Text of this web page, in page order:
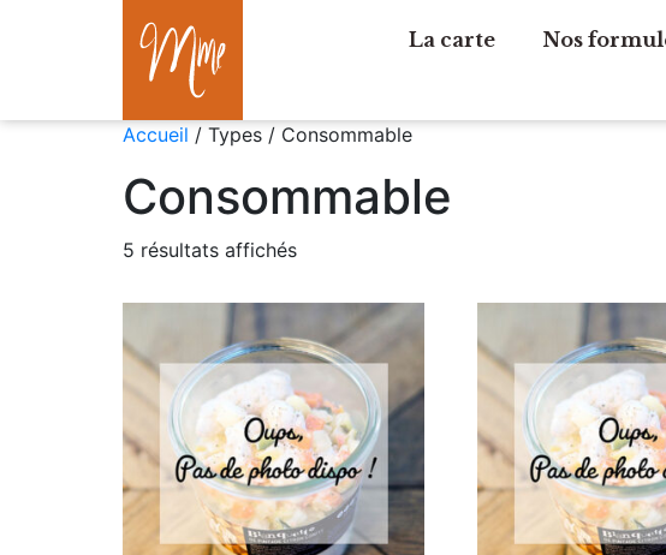
La carte Nos
Accueil / Types / Consommable
Consommable
5 résultats affichés